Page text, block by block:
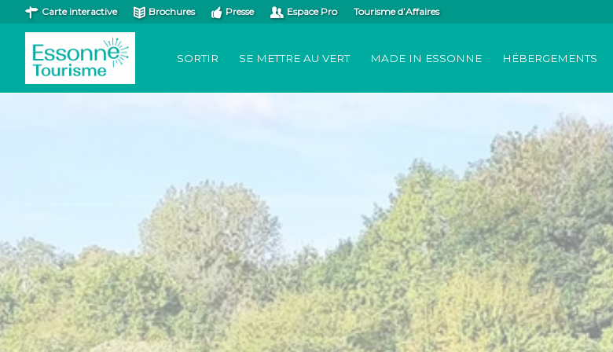
Carte interactive Brochures Presse Espace Pro Tourisme d’Affaires
SORTIR SE METTRE AU VERT MADE IN ESSONNE HÉBERGEMENTS